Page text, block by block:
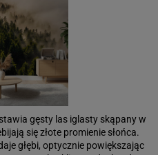
gęsty las iglasty skąpany w
się złote promienie słońca.
głębi, optycznie powiększając